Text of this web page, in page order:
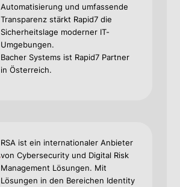
Automatisierung und umfassende
Transparenz stärkt Rapid7 die
Sicherheitslage moderner IT-
Umgebungen.
Bacher Systems ist Rapid7 Partner
in Österreich.
RSA ist ein internationaler Anbieter
von Cybersecurity und Digital Risk
Management Lösungen. Mit
Lösungen in den Bereichen Identity